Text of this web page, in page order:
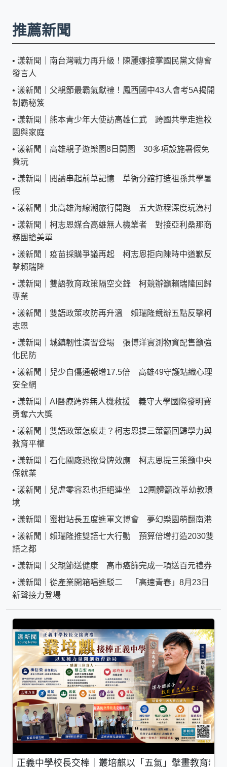
推薦新聞
• 漾新聞｜南台灣戰力再升級！陳麗娜接掌國民黨文傳會
發言人
• 漾新聞｜父親節最霸氣獻禮！鳳西國中43人會考5A揭開
制霸秘笈
• 漾新聞｜熊本青少年大使訪高雄仁武 跨國共學走進校
園與家庭
• 漾新聞｜高雄親子遊樂園8日開園 30多項設施暑假免
費玩
• 漾新聞｜閱讀串起前草記憶 草衙分館打造祖孫共學暑
假
• 漾新聞｜北高雄海線潮旅行開跑 五大遊程深度玩漁村
• 漾新聞｜柯志恩媒合高雄無人機業者 對接亞利桑那商
務團搶美單
• 漾新聞｜疫苗採購爭議再起 柯志恩拒向陳時中道歉反
擊賴瑞隆
• 漾新聞｜雙語教育政策隔空交鋒 柯競辦籲賴瑞隆回歸
專業
• 漾新聞｜雙語政策攻防再升溫 賴瑞隆競辦五點反擊柯
志恩
• 漾新聞｜城鎮韌性演習登場 張博洋實測物資配售籲強
化民防
• 漾新聞｜兒少自傷通報增17.5倍 高雄49守護站織心理
安全網
• 漾新聞｜AI醫療跨界無人機救援 義守大學國際發明賽
勇奪六大獎
• 漾新聞｜雙語政策怎麼走？柯志恩提三策籲回歸學力與
教育平權
• 漾新聞｜石化關廠恐掀骨牌效應 柯志恩提三策籲中央
保就業
• 漾新聞｜兒虐零容忍也拒絕連坐 12團體籲改革幼教環
境
• 漾新聞｜蜜柑站長五度進軍文博會 夢幻樂園萌翻南港
• 漾新聞｜賴瑞隆推雙語七大行動 預算倍增打造2030雙
語之都
• 漾新聞｜父親節送健康 高市癌篩完成一項送百元禮券
• 漾新聞｜從產業開箱唱進駁二 「高速青春」8月23日
新聲接力登場
正義中學校長交棒｜叢培麒以「五氣」擘畫教育新局